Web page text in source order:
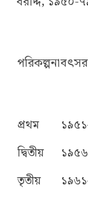
পরিকল্পনাবৎসর
প্রথম
দ্বিতীয়
তৃতীয়